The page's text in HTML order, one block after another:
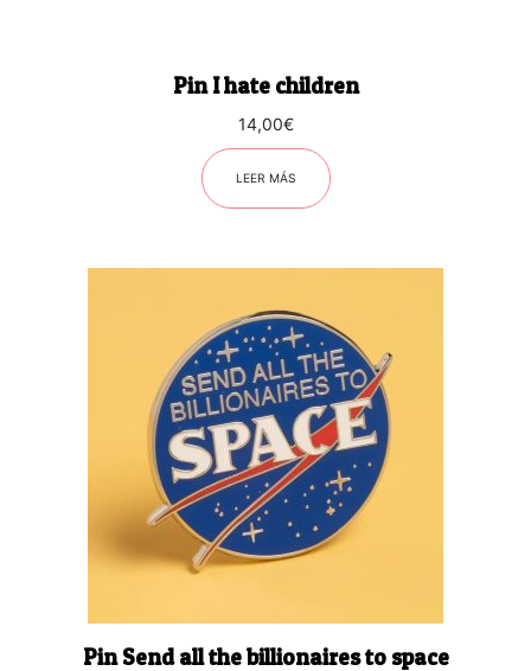
Pin I hate children
14,00€
LEER MÁS
Pin Send all the billionaires to space